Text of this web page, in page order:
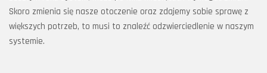
Skoro zmienia się nasze otoczenie oraz zdajemy sobie sprawę z
większych potrzeb, to musi to znaleźć odzwierciedlenie w naszym
systemie.